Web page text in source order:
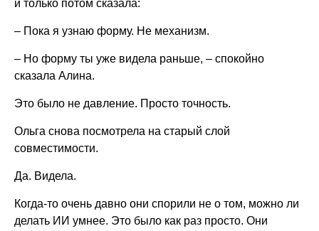
и только потом сказала:
– Пока я узнаю форму. Не механизм.
– Но форму ты уже видела раньше, – спокойно
сказала Алина.
Это было не давление. Просто точность.
Ольга снова посмотрела на старый слой
совместимости.
Да. Видела.
Когда-то очень давно они спорили не о том, можно ли
делать ИИ умнее. Это было как раз просто. Они